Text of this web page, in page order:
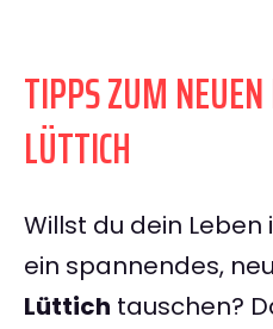
TIPPS ZUM
LÜTTICH
Willst du dein
ein spannendes,
Lüttich tauschen?